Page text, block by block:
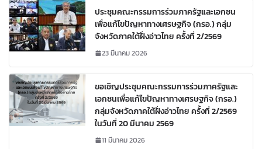
ประชุมคณะกรรมการร่วมภาครัฐและเอกชน
เพื่อแก้ไขปัญหาทางเศรษฐกิจ (กรอ.) กลุ่ม
จังหวัดภาคใต้ฝั่งอ่าวไทย ครั้งที่ 2/2569
23 มีนาคม 2026
ขอเชิญประชุมคณะกรรมการร่วมภาครัฐและ
เอกชนเพื่อแก้ไขปัญหาทางเศรษฐกิจ (กรอ.)
กลุ่มจังหวัดภาคใต้ฝั่งอ่าวไทย ครั้งที่ 2/2569
ในวันที่ 20 มีนาคม 2569
11 มีนาคม 2026